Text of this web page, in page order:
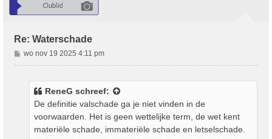
Re: Waterschade
B
e
wo nov 19 2025 4:11 pm
ReneG schreef:
De definitie valschade ga je niet vinden in de
voorwaarden. Het is geen wettelijke term, de wet kent
materiële schade, immateriële schade en letselschade.